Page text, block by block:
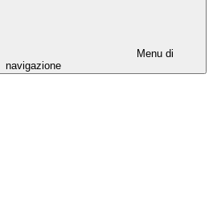
Menu di
navigazione